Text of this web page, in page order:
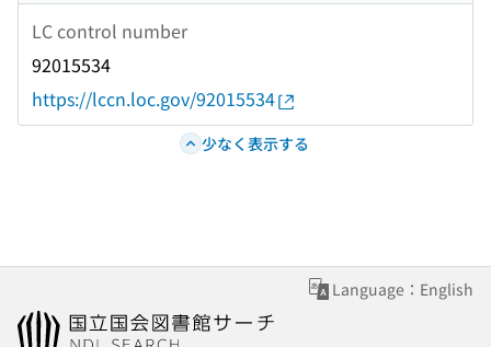
LC control number
92015534
https://lccn.loc.gov/92015534
少なく表示する
Language：English